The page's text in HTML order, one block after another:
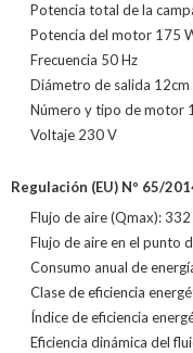
Potencia total de la
Potencia del motor 175
Frecuencia 50 Hz
Diámetro de salida 12cm
Número y tipo de motor
Voltaje 230 V
Regulación (EU) Nº 65/
Flujo de aire (Qmax): 332
Flujo de aire en el punto
Consumo anual de
Clase de eficiencia
Índice de eficiencia
Eficiencia dinámica del